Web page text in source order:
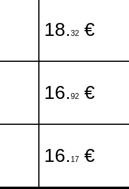
18. 32 €
16. 92 €
16. 17 €